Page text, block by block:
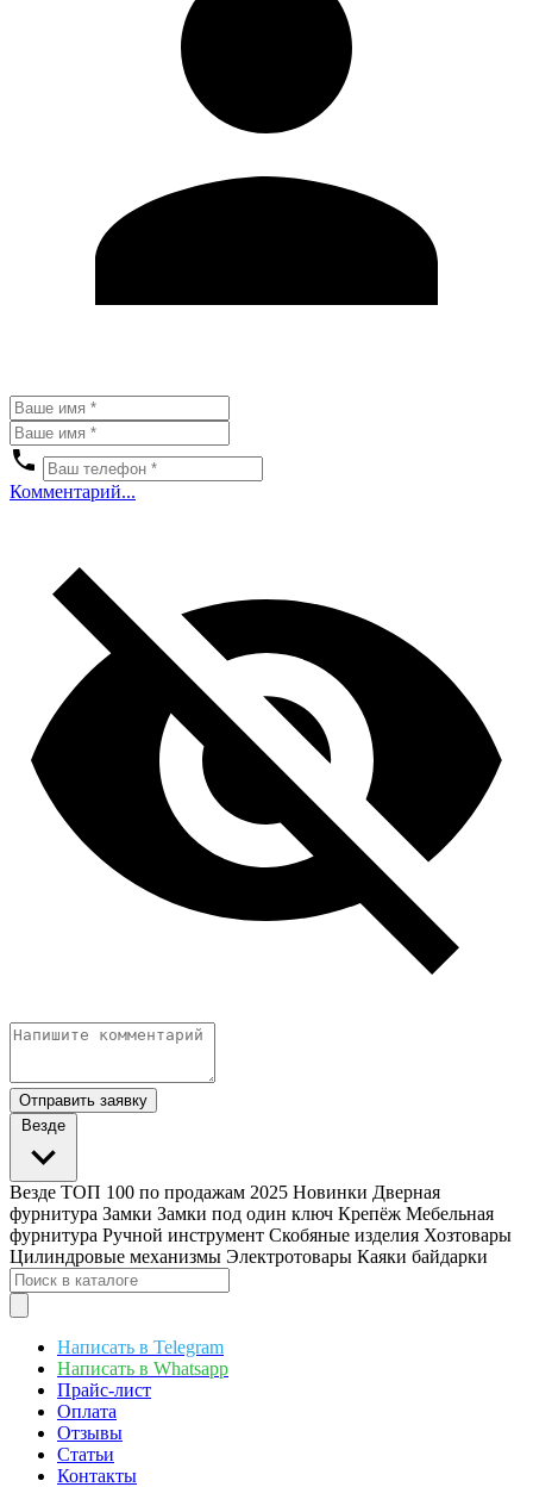
Комментарий...
Отправить заявку
Везде
Везде ТОП 100 по продажам 2025 Новинки Дверная
фурнитура Замки Замки под один ключ Крепёж Мебельная
фурнитура Ручной инструмент Скобяные изделия Хозтовары
Цилиндровые механизмы Электротовары Каяки байдарки
Написать в Telegram
Написать в Whatsapp
Прайс-лист
Оплата
Отзывы
Статьи
Контакты